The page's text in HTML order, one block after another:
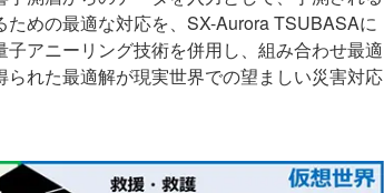
めの最適な対応を、SX-Aurora TSUBASAに
アニーリング技術を併用し、組み合わせ最適
れた最適解が現実世界での望ましい災害対応